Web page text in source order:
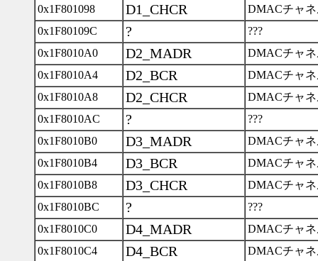
0x1F801098
D1_CHCR
DMACチャ
0x1F80109C
?
???
0x1F8010A0
D2_MADR
DMACチャ
0x1F8010A4
D2_BCR
DMACチャ
0x1F8010A8
D2_CHCR
DMACチャ
0x1F8010AC
?
???
0x1F8010B0
D3_MADR
DMACチャ
0x1F8010B4
D3_BCR
DMACチャ
0x1F8010B8
D3_CHCR
DMACチャ
0x1F8010BC
?
???
0x1F8010C0
D4_MADR
DMACチャネ
0x1F8010C4
D4_BCR
DMACチャ